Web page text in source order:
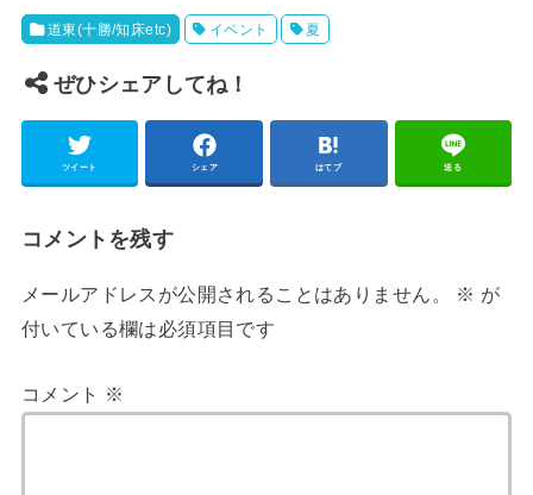
道東(十勝/知床etc) イベント 夏
ぜひシェアしてね！
ツイート シェア はてブ 送る
コメントを残す
メールアドレスが公開されることはありません。 ※ が
付いている欄は必須項目です
コメント ※